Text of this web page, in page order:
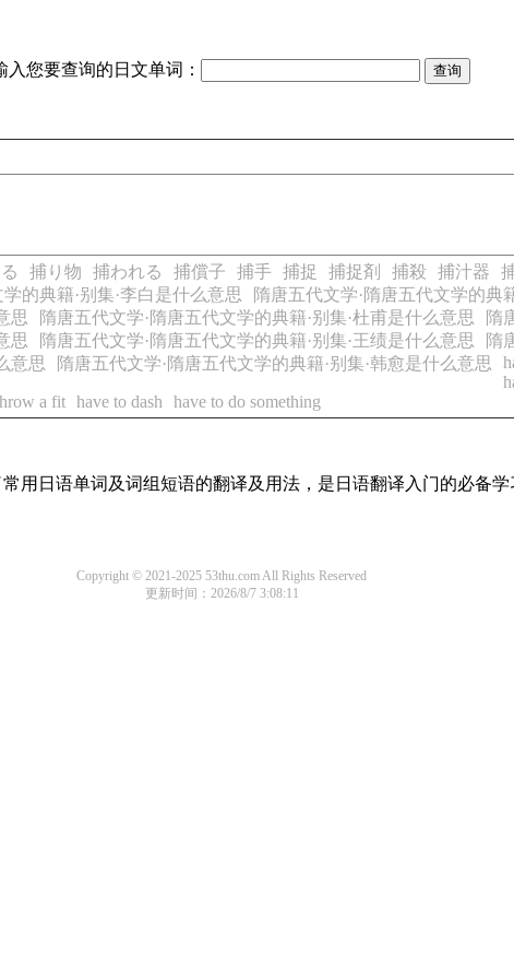
入您要查询的日文单词：
捕り物 捕われる 捕償子 捕手 捕捉 捕捉剤 捕殺 捕汁器
的典籍·别集·李白是什么意思
隋唐五代文学·隋唐五代文学的典
思
隋唐五代文学·隋唐五代文学的典籍·别集·杜甫是什么意思
隋
思
隋唐五代文学·隋唐五代文学的典籍·别集·王绩是什么意思
隋
意思
隋唐五代文学·隋唐五代文学的典籍·别集·韩愈是什么意思
a fit have to dash have to do something
用日语单词及词组短语的翻译及用法，是日语翻译入门的必备学
Copyright © 2021-2025 53thu.com All Rights Reserved
更新时间：2026/8/7 3:08:11